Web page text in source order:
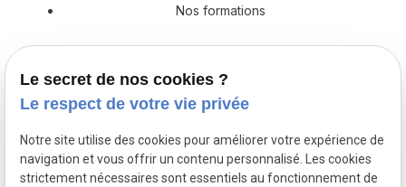
Nos formations
Prestations en décoration
Actualités
Devis
Le secret de nos cookies ?
Le respect de votre vie privée
Notre site utilise des cookies pour améliorer votre expérience de
navigation et vous offrir un contenu personnalisé. Les cookies
strictement nécessaires sont essentiels au fonctionnement de